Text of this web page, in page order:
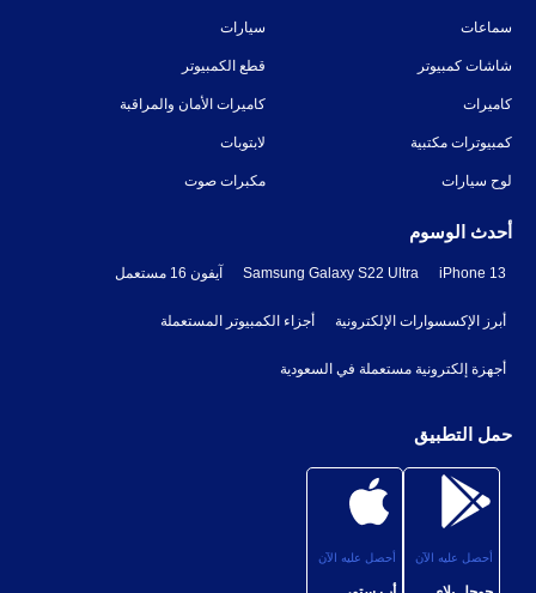
سماعات سيارات
شاشات كمبيوتر قطع الكمبيوتر
كاميرات كاميرات الأمان والمراقبة
كمبيوترات مكتبية لابتوبات
لوح سيارات مكبرات صوت
أحدث الوسوم
iPhone 13
Samsung Galaxy S22 Ultra آيفون 16 مستعمل
أبرز الإكسسوارات الإلكترونية أجزاء الكمبيوتر المستعملة
أجهزة إلكترونية مستعملة في السعودية
حمل التطبيق
أحصل عليه الآن أحصل عليه الآن